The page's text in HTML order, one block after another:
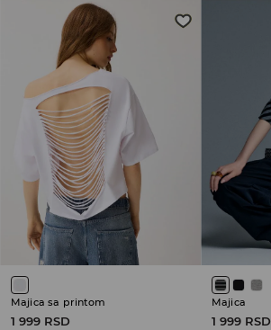
Majica sa printom
1 999 RSD
Majica
1 999 RSD